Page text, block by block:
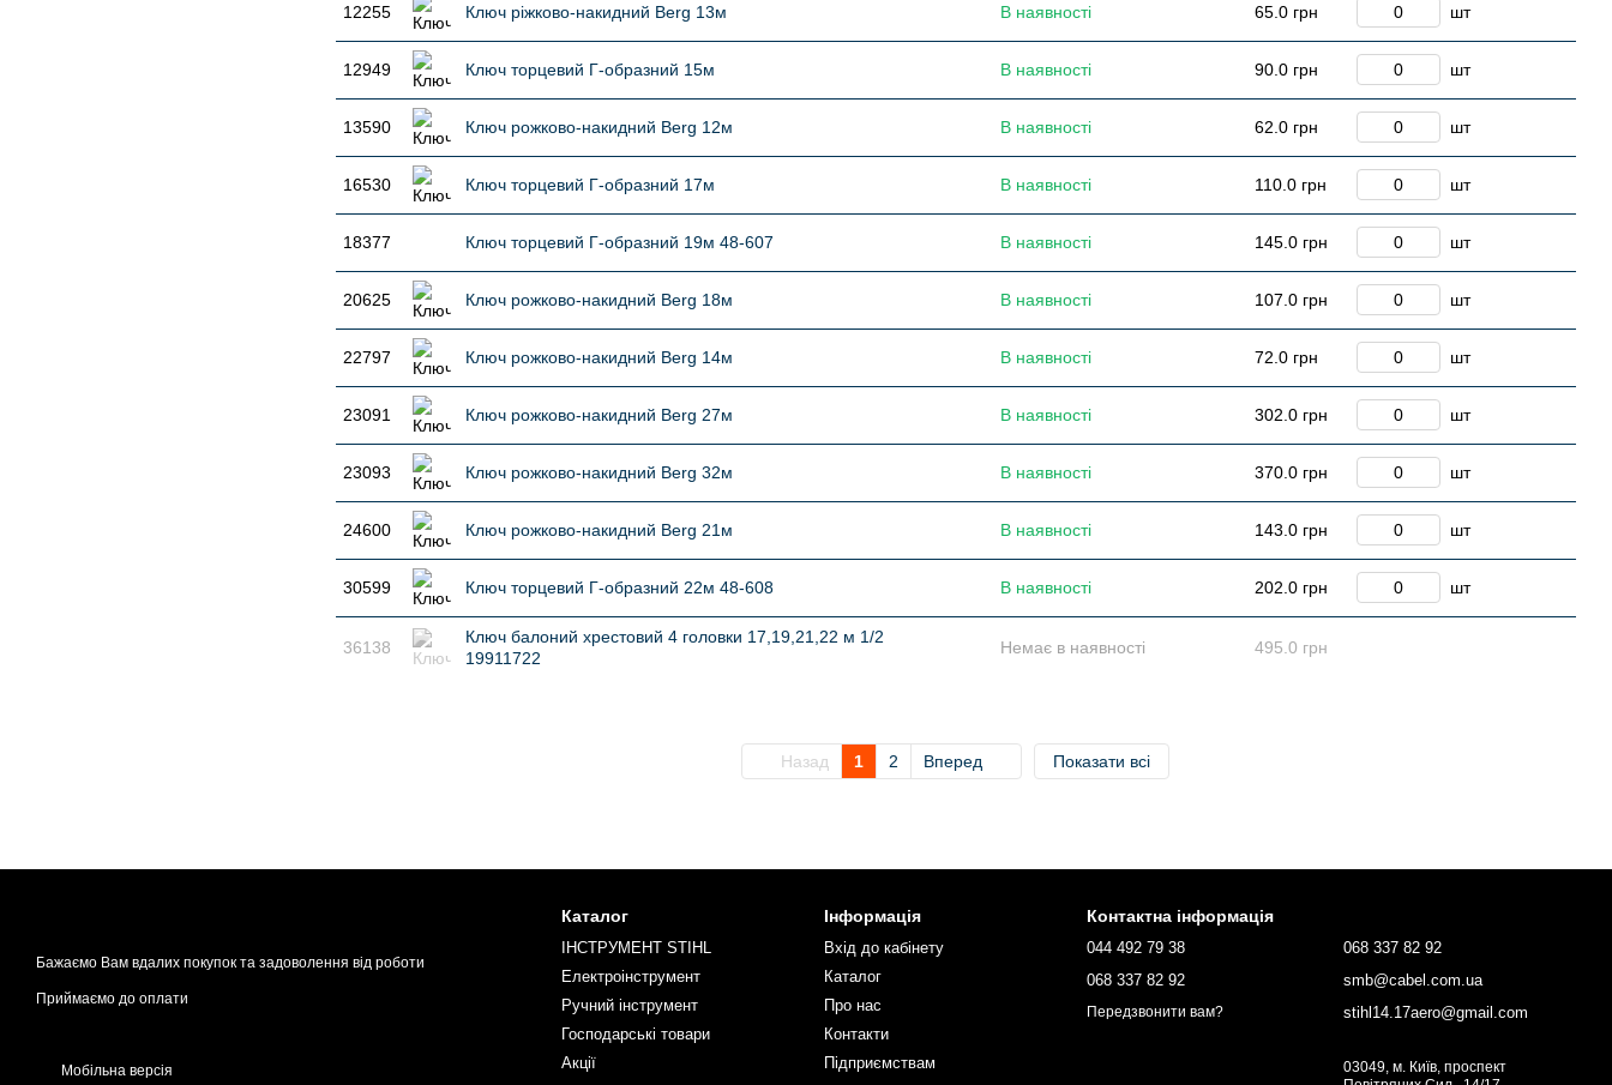
12255 Ключ ріжково-накидний Berg 13м В наявності 65.0 грн шт
12949 Ключ торцевий Г-образний 15м В наявності 90.0 грн шт
13590 Ключ рожково-накидний Berg 12м В наявності 62.0 грн шт
16530 Ключ торцевий Г-образний 17м В наявності 110.0 грн шт
18377 Ключ торцевий Г-образний 19м 48-607 В наявності 145.0 грн шт
20625 Ключ рожково-накидний Berg 18м В наявності 107.0 грн шт
22797 Ключ рожково-накидний Berg 14м В наявності 72.0 грн шт
23091 Ключ рожково-накидний Berg 27м В наявності 302.0 грн шт
23093 Ключ рожково-накидний Berg 32м В наявності 370.0 грн шт
24600 Ключ рожково-накидний Berg 21м В наявності 143.0 грн шт
30599 Ключ торцевий Г-образний 22м 48-608 В наявності 202.0 грн шт
36138
Ключ балоний хрестовий 4 головки 17,19,21,22 м 1/2
19911722
Немає в наявності 495.0 грн
Назад 1 2 Вперед Показати всі
Бажаємо Вам вдалих покупок та задоволення від роботи
Приймаємо до оплати
Мобільна версія
Каталог
ІНСТРУМЕНТ STIHL
Електроінструмент
Ручний інструмент
Господарські товари
Акції
Інформація
Вхід до кабінету
Каталог
Про нас
Контакти
Підприємствам
Контактна інформація
044 492 79 38
068 337 82 92
Передзвонити вам?
068 337 82 92
smb@cabel.com.ua
stihl14.17aero@gmail.com
03049, м. Київ, проспект